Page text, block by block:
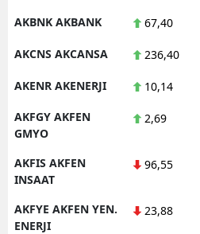
AKBNK AKBANK 67,40
AKCNS AKCANSA 236,40
AKENR AKENERJI 10,14
AKFGY AKFEN
GMYO
2,69
AKFIS AKFEN
INSAAT
96,55
AKFYE AKFEN YEN.
ENERJI
23,88